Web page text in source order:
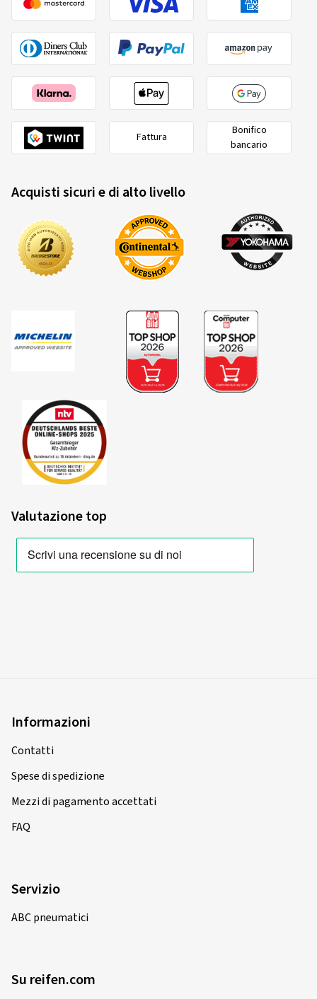
Fattura
Bonifico
bancario
Acquisti sicuri e di alto livello
Valutazione top
Informazioni
Contatti
Spese di spedizione
Mezzi di pagamento accettati
FAQ
Servizio
ABC pneumatici
Su reifen.com